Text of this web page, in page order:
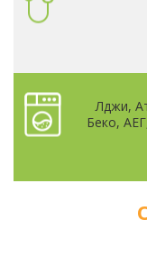
Лджи,
Беко,